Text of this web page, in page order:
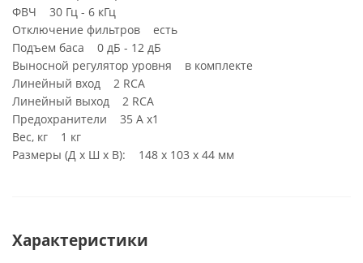
ФВЧ 30 Гц - 6 кГц
Отключение фильтров есть
Подъем баса 0 дБ - 12 дБ
Выносной регулятор уровня в комплекте
Линейный вход 2 RCA
Линейный выход 2 RCA
Предохранители 35 А х1
Вес, кг 1 кг
Размеры (Д х Ш х В): 148 х 103 х 44 мм
Характеристики